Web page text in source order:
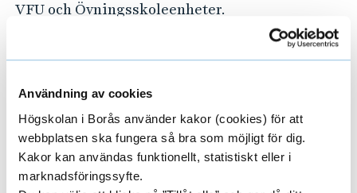
Användning av cookies
Högskolan i Borås använder kakor (cookies) för att
webbplatsen ska fungera så bra som möjligt för dig.
Kakor kan användas funktionellt, statistiskt eller i
marknadsföringssyfte.
VFU och Övningsskoleenheter.
Välkommen att kontakta
ULF-projekt
Kontakt:ulfprojekt@hb.se
Uppdragsutbildning och Nationella